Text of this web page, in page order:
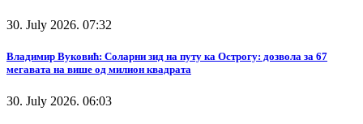
30. July 2026. 07:32
Владимир Вуковић: Соларни зид на путу ка Острогу: дозвола за 67
мегавата на више од милион квадрата
30. July 2026. 06:03